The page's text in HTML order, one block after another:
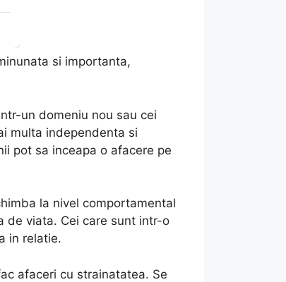
si importanta,
un domeniu nou sau cei
multa independenta si
pot sa inceapa o afacere pe
la nivel comportamental
de viata. Cei care sunt intr-o
in relatie.
afaceri cu strainatatea. Se